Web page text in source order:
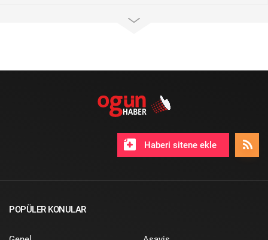
Haberi sitene ekle
POPÜLER KONULAR